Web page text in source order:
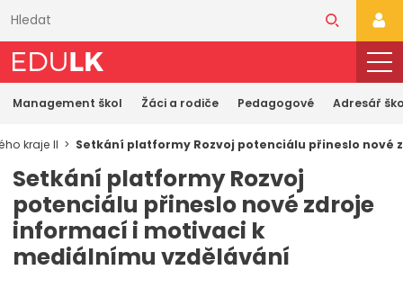
obsahu
Management škol Žáci a rodiče Pedagogové Adresář
kraje II Setkání platformy Rozvoj potenciálu přineslo
Setkání platformy Rozvoj
potenciálu přineslo nové zdroje
informací i motivaci k
mediálnímu vzdělávání